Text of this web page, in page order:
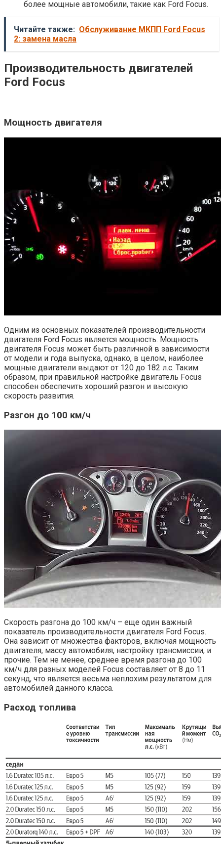
более мощные автомобили, такие как Ford Focus.
Читайте также: Обслуживание МКПП Ford Focus
2: замена масла
Производительность двигателей
Ford Focus
Мощность двигателя
Одним из основных показателей производительности
двигателя Ford Focus является мощность. Мощность
двигателя Focus может быть различной в зависимости
от модели и года выпуска, однако, в целом, наиболее
мощные двигатели выдают от 120 до 182 л.с. Таким
образом, при правильной настройке двигатель Focus
способен обеспечить хороший разгон и высокую
скорость развития.
Разгон до 100 км/ч
Скорость разгона до 100 км/ч – еще один важный
показатель производительности двигателя Ford Focus.
Она зависит от множества факторов, включая мощность
двигателя, массу автомобиля, настройку трансмиссии, и
прочие. Тем не менее, среднее время разгона до 100
км/ч для разных моделей Focus составляет от 8 до 11
секунд, что является весьма неплохим результатом для
автомобилей данного класса.
Расход топлива